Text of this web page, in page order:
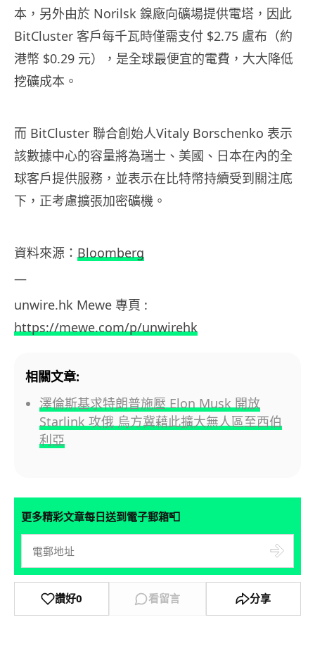
本，另外由於 Norilsk 鎳廠向礦場提供電塔，因此
BitCluster 客戶每千瓦時僅需支付 $2.75 盧布（約
港幣 $0.29 元），是全球最便宜的電費，大大降低
挖礦成本。
而 BitCluster 聯合創始人Vitaly Borschenko 表示
該數據中心的容量將為瑞士、美國、日本在內的全
球客戶提供服務，並表示在比特幣持續受到關注底
下，正考慮擴張加密礦機。
資料來源： Bloomberg
—
unwire.hk Mewe 專頁 :
https://mewe.com/p/unwirehk
相關文章:
澤倫斯基求特朗普施壓 Elon Musk 開放
Starlink 攻俄 烏方冀藉此擴大無人區至西伯
利亞
更多精彩文章每日送到電子郵箱📮
讚好0 看留言 分享